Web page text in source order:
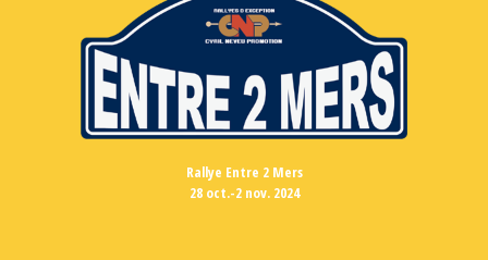
Rallye Entre 2 Mers
28 oct.-2 nov. 2024